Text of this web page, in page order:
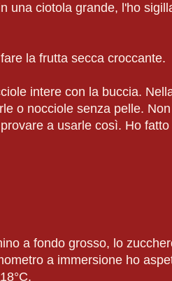
una ciotola grande, l'ho
la frutta secca croccante.
intere con la buccia.
o nocciole senza pelle.
a usarle così. Ho
a fondo grosso, lo
a immersione ho